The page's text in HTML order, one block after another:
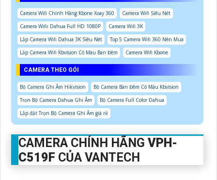
Camera Wifi Chính Hãng Kbone Xoay 360
Camera Wifi Siêu Nét
Camera Wifii Dahua Full HD 1080P
Camera Wifi 3K
Lắp Camera Wifi Dahua 3K Siêu Nét
Top 5 Camera Wifi 360 Nên Mua
Lắp Camera Wifi Kbvision Có Màu Ban Đêm
Camera Wifi Kbone
CAMERA THEO GÓI
Bộ Camera Ghi Âm Hikvision
Bộ Camera Ban Đêm Có Màu Kbvision
Trọn Bộ Camera Dahua Ghi Âm
Bộ Camera Full Color Dahua
Lắp đặt Trọn Bộ Camera Ghi Âm giá rẻ
CAMERA CHÍNH HÃNG VPH-
C519F CỦA VANTECH